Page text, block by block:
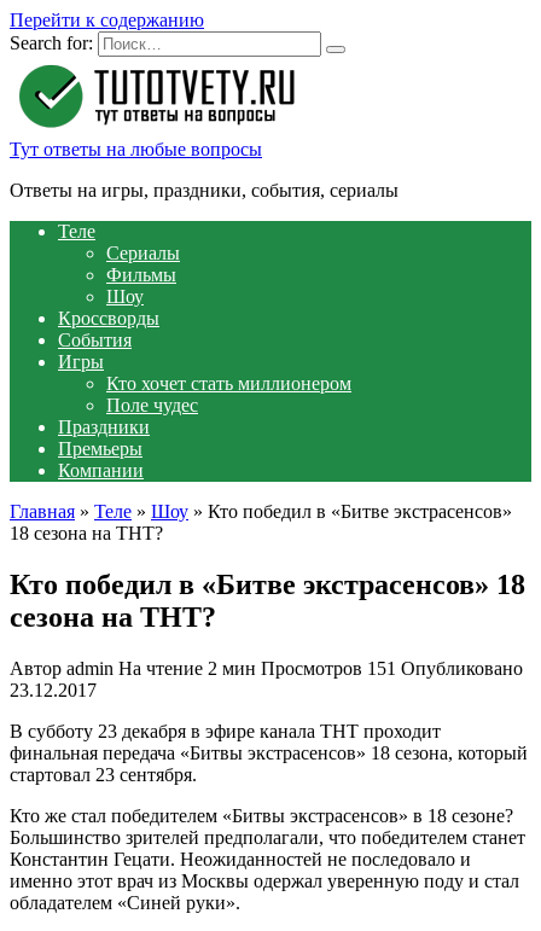
Перейти к содержанию
Search for:
Тут ответы на любые вопросы
Ответы на игры, праздники, события, сериалы
Теле
Сериалы
Фильмы
Шоу
Кроссворды
События
Игры
Кто хочет стать миллионером
Поле чудес
Праздники
Премьеры
Компании
Главная » Теле » Шоу » Кто победил в «Битве экстрасенсов»
18 сезона на ТНТ?
Кто победил в «Битве экстрасенсов» 18
сезона на ТНТ?
Автор admin На чтение 2 мин Просмотров 151 Опубликовано
23.12.2017
В субботу 23 декабря в эфире канала ТНТ проходит
финальная передача «Битвы экстрасенсов» 18 сезона, который
стартовал 23 сентября.
Кто же стал победителем «Битвы экстрасенсов» в 18 сезоне?
Большинство зрителей предполагали, что победителем станет
Константин Гецати. Неожиданностей не последовало и
именно этот врач из Москвы одержал уверенную поду и стал
обладателем «Синей руки».